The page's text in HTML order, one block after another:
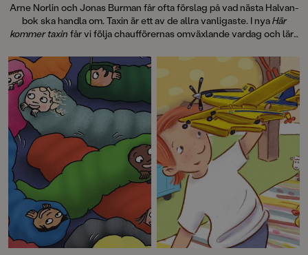
Arne Norlin och Jonas Burman får ofta förslag på vad nästa Halvan-
bok ska handla om. Taxin är ett av de allra vanligaste. I nyaHär
kommer taxin får vi följa chaufförernas omväxlande vardag och lära
första svenska taxin såg ut.